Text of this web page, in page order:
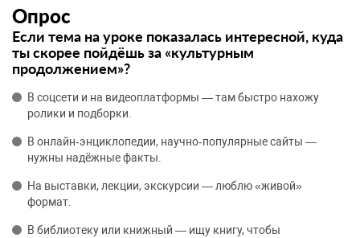
Опрос
Если тема на уроке показалась интересной, куда
ты скорее пойдёшь за «культурным
продолжением»?
В соцсети и на видеоплатформы — там быстро нахожу
ролики и подборки.
В онлайн‑энциклопедии, научно‑популярные сайты —
нужны надёжные факты.
На выставки, лекции, экскурсии — люблю «живой»
формат.
В библиотеку или книжный — ищу книгу, чтобы